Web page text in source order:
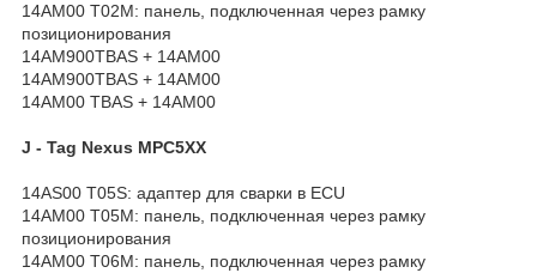
14AM00 T02M: панель, подключенная через рамку
позиционирования
14AM900TBAS + 14AM00
14AM900TBAS + 14AM00
14AM00 TBAS + 14AM00
J - Tag Nexus MPC5XX
14AS00 T05S: адаптер для сварки в ECU
14AM00 T05M: панель, подключенная через рамку
позиционирования
14AM00 T06M: панель, подключенная через рамку